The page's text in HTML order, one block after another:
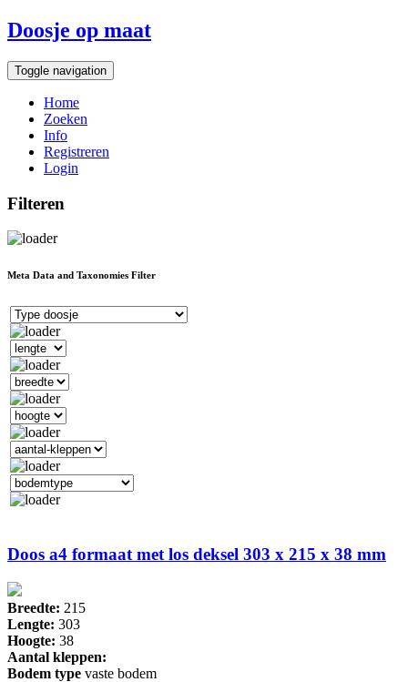
Doosje op maat
Toggle navigation
Home
Zoeken
Info
Registreren
Login
Filteren
Meta Data and Taxonomies Filter
Doos a4 formaat met los deksel 303 x 215 x 38 mm
Breedte: 215
Lengte: 303
Hoogte: 38
Aantal kleppen:
Bodem type vaste bodem